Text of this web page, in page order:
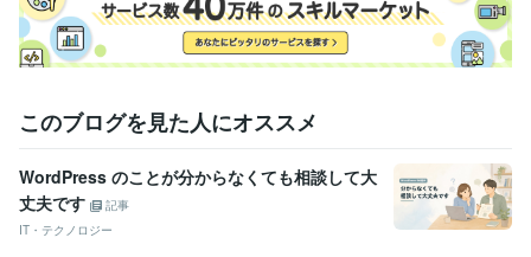
ワープロ検定2級 取得年 : 1991年
情報処理技術者（第二種情報処理技術者） 取得年 : 1991年
日商簿記検定2級 取得年 : 1990年
ビジネス・クリエイティブツール
WordPress:10年ペライチ:1年Excel:20年Google サイト:10年
Google スプレッドシート:5年Google スライド:5年
Google ドキュメント:5年
弥生会計:5年
Vrew:2年
このブログを見た人にオススメ
WordPress のことが分からなくても相談して大
丈夫です
記事
IT・テクノロジー